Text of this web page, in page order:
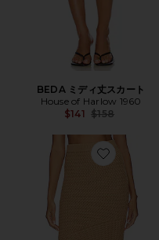
BEDA ミディ丈スカート
House of Harlow 1960
$141 Previous price:
$158
Favorite